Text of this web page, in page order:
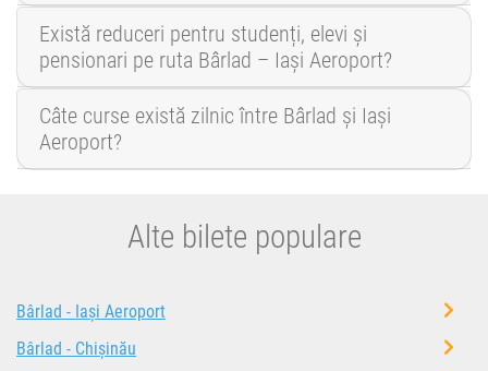
Există reduceri pentru studenți, elevi și
pensionari pe ruta Bârlad – Iași Aeroport?
Câte curse există zilnic între Bârlad și Iași
Aeroport?
Alte bilete populare
Bârlad - Iași Aeroport
Bârlad - Chișinău